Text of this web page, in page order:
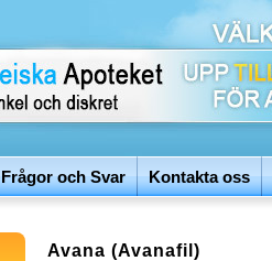
Frågor och Svar Kontakta oss
Avana (Avanafil)